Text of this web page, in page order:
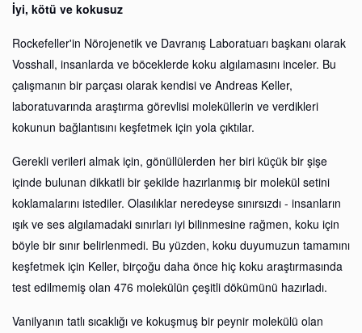
İyi, kötü ve kokusuz
Rockefeller'in Nörojenetik ve Davranış Laboratuarı başkanı olarak
Vosshall, insanlarda ve böceklerde koku algılamasını inceler. Bu
çalışmanın bir parçası olarak kendisi ve Andreas Keller,
laboratuvarında araştırma görevlisi moleküllerin ve verdikleri
kokunun bağlantısını keşfetmek için yola çıktılar.
Gerekli verileri almak için, gönüllülerden her biri küçük bir şişe
içinde bulunan dikkatli bir şekilde hazırlanmış bir molekül setini
koklamalarını istediler. Olasılıklar neredeyse sınırsızdı - insanların
ışık ve ses algılamadaki sınırları iyi bilinmesine rağmen, koku için
böyle bir sınır belirlenmedi. Bu yüzden, koku duyumuzun tamamını
keşfetmek için Keller, birçoğu daha önce hiç koku araştırmasında
test edilmemiş olan 476 molekülün çeşitli dökümünü hazırladı.
Vanilyanın tatlı sıcaklığı ve kokuşmuş bir peynir molekülü olan